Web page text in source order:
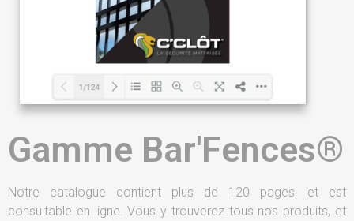
Gamme Bar'Fences®
Notre catalogue contient plus de 120 pages, et est
consultable en ligne. Vous y trouverez tous nos produits, et